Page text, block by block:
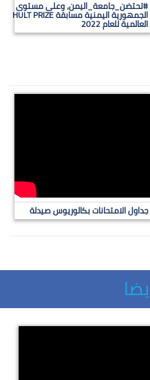
#تحتضن_جامعة_اليمن، وعلى مستوى
الجمهورية اليمنية مسابقة HULT PRIZE
العالمية للعام 2022
جداول الامتحانات بكالوريوس صيدلة